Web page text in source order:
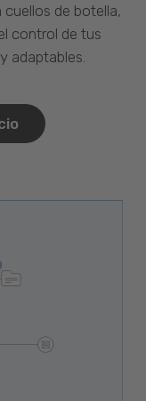
de botella,
control de tus
adaptables.